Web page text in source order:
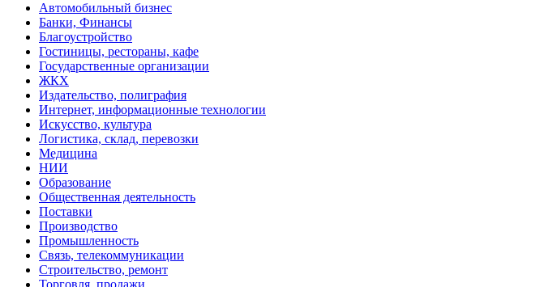
Автомобильный бизнес
Банки, Финансы
Благоустройство
Гостиницы, рестораны, кафе
Государственные организации
ЖКХ
Издательство, полиграфия
Интернет, информационные технологии
Искусство, культура
Логистика, склад, перевозки
Медицина
НИИ
Образование
Общественная деятельность
Поставки
Производство
Промышленность
Связь, телекоммуникации
Строительство, ремонт